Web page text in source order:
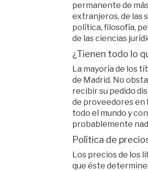
permanente de
extranjeros, de las
política, filosofía,
de las ciencias
¿Tienen todo lo
La mayoría de los
de Madrid. No
recibir su pedido
de proveedores en
todo el mundo y
probablemente
Política de
Los precios de los
que éste